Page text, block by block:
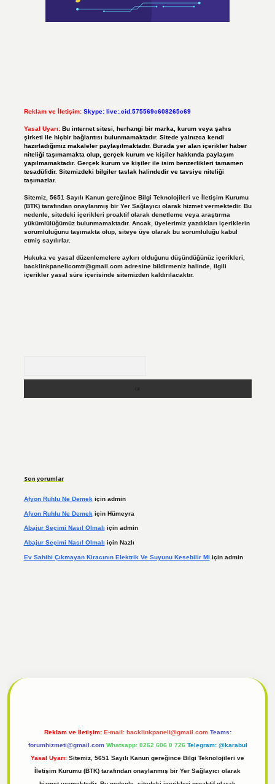
Reklam ve İletişim: Skype: live:.cid.575569c608265c69
Yasal Uyarı: Bu internet sitesi, herhangi bir marka, kurum veya şahıs
şirketi ile hiçbir bağlantısı bulunmamaktadır. Sitede yalnızca kendi
hazırladığımız makaleler paylaşılmaktadır. Burada yer alan içerikler haber
niteliği taşımamakta olup, gerçek kurum ve kişiler hakkında paylaşım
yapılmamaktadır. Gerçek kurum ve kişiler ile isim benzerlikleri tamamen
tesadüfidir. Sitemizdeki bilgiler taslak halindedir ve tavsiye niteliği
taşımazlar.
Sitemiz, 5651 Sayılı Kanun gereğince Bilgi Teknolojileri ve İletişim Kurumu
(BTK) tarafından onaylanmış bir Yer Sağlayıcı olarak hizmet vermektedir. Bu
nedenle, sitedeki içerikleri proaktif olarak denetleme veya araştırma
yükümlülüğümüz bulunmamaktadır. Ancak, üyelerimiz yazdıkları içeriklerin
sorumluluğunu taşımakta olup, siteye üye olarak bu sorumluluğu kabul
etmiş sayılırlar.
Hukuka ve yasal düzenlemelere aykırı olduğunu düşündüğünüz içerikleri,
backlinkpanelicomtr@gmail.comadresine bildirmeniz halinde, ilgili
içerikler yasal süre içerisinde sitemizden kaldırılacaktır.
Son yorumlar
Afyon Ruhlu Ne Demek için admin
Afyon Ruhlu Ne Demek için Hümeyra
Abajur Seçimi Nasıl Olmalı için admin
Abajur Seçimi Nasıl Olmalı için Nazlı
Ev Sahibi Çıkmayan Kiracının Elektrik Ve Suyunu Kesebilir Mi için admin
Reklam ve İletişim: E-mail: backlinkpaneli@gmail.com Teams:
forumhizmeti@gmail.com Whatsapp: 0262 606 0 726 Telegram: @karabul
Yasal Uyarı: Sitemiz, 5651 Sayılı Kanun gereğince Bilgi Teknolojileri ve
İletişim Kurumu (BTK) tarafından onaylanmış bir Yer Sağlayıcı olarak